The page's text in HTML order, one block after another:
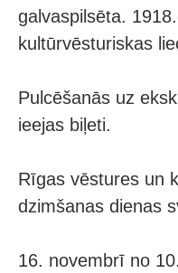
galvaspilsēta.
kultūrvēsturiskas
Pulcēšanās uz
ieejas biļeti.
Rīgas vēstures un
dzimšanas dienas
16. novembrī no